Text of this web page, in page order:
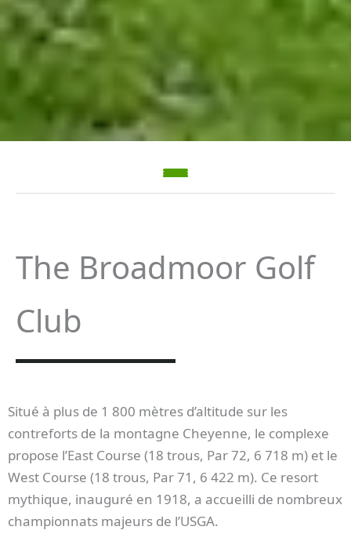
The Broadmoor Golf
Club
Situé à plus de 1 800 mètres d’altitude sur les
contreforts de la montagne Cheyenne, le complexe
propose l’East Course (18 trous, Par 72, 6 718 m) et le
West Course (18 trous, Par 71, 6 422 m). Ce resort
mythique, inauguré en 1918, a accueilli de nombreux
championnats majeurs de l’USGA.